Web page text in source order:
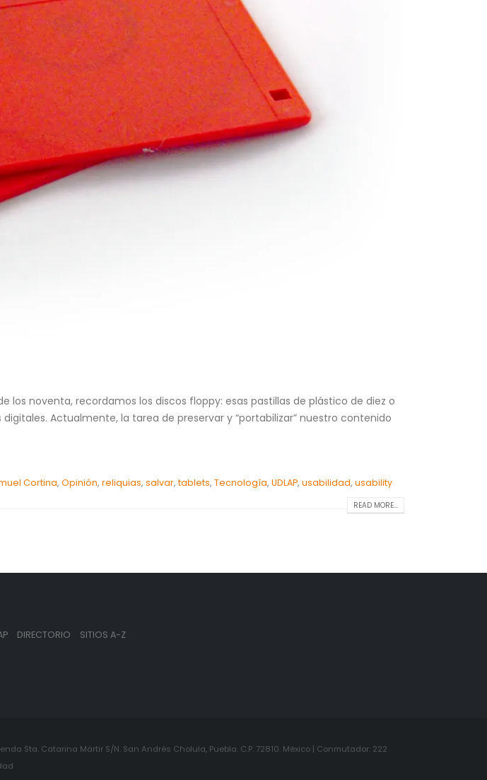
noventa, recordamos los discos floppy: esas pastillas de plástico de diez o
Actualmente, la tarea de preservar y “portabilizar” nuestro contenido
Cortina, Opinión, reliquias, salvar, tablets, Tecnología, UDLAP, usabilidad, usability
READ MORE...
DIRECTORIO SITIOS A-Z
Sta. Catarina Mártir S/N. San Andrés Cholula, Puebla. C.P. 72810. México | Conmutador: 222